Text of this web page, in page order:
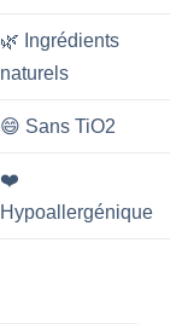
🌿 Ingrédients
naturels
😄 Sans TiO2
❤️
Hypoallergénique